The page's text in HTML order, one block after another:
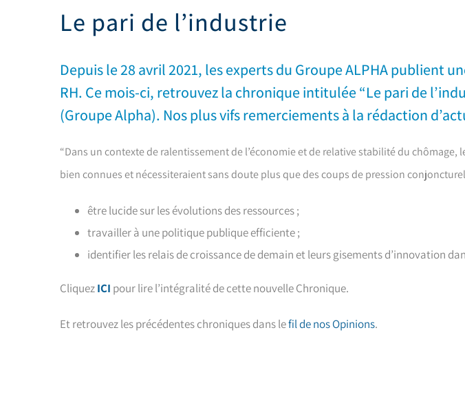
Le pari de l’industrie
Depuis le 28 avril 2021, les experts du Groupe ALPHA publient
RH. Ce mois-ci, retrouvez la chronique intitulée “Le pari de
(Groupe Alpha). Nos plus vifs remerciements à la rédaction
“Dans un contexte de ralentissement de l’économie et de relative stabilité du
bien connues et nécessiteraient sans doute plus que des coups de pression
être lucide sur les évolutions des ressources ;
travailler à une politique publique efficiente ;
identifier les relais de croissance de demain et leurs gisements d’innovation
CliquezICI pour lire l’intégralité de cette nouvelle Chronique.
Et retrouvez les précédentes chroniques dans lefil de nos Opinions.